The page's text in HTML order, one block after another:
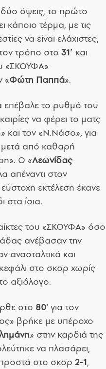
όψεις, το πρώτο
κάποιο τέρμα, με τις
να είναι ελάχιστες,
τρόπο στο 31′ και
«ΣΚΟΥΦΑ»
«Φώτη Παππά».
επέβαλε το ρυθμό του
να φέρει το ματς
και τον «Ν.Νάσο», για
μετά από καθαρή
Ο «Λεωνίδας
απέναντι στον
εκτέλεση έκανε
στα ίσια.
του «ΣΚΟΥΦΑ» όσο
ανέβασαν την
ανασταλτικά και
στο σκορ χωρίς
αξιόλογο.
στο 80‘ για τον
βρήκε με υπέροχο
» στην καρδιά της
να πλασάρει,
στο σκορ 2-1,